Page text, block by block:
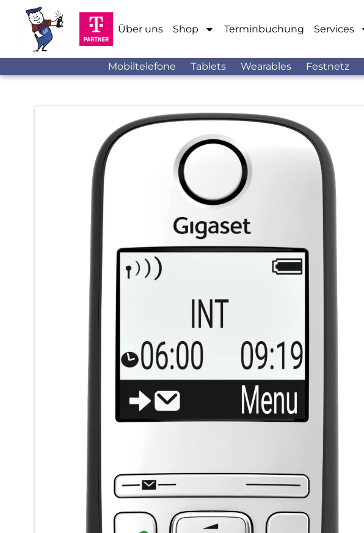
Über uns Shop Terminbuchung Services
Mobiltelefone Tablets Wearables Festnetz